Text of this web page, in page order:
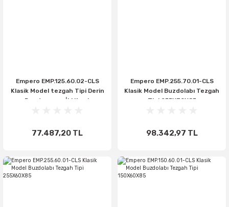
Empero EMP.125.60.02-CLS
Klasik Model tezgah Tipi Derin
Dondurucu - İki Kapılı
77.487,20 TL
Empero EMP.255.70.01-CLS
Klasik Model Buzdolabı Tezgah
Tipi 255X70X85
98.342,97 TL